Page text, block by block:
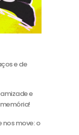
e de
e
move: o